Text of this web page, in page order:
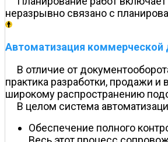
неразрывно связано с
Автоматизация коммерческой
В отличие от
практика разработки, продажи
широкому распространению
В целом система
Обеспечение полного